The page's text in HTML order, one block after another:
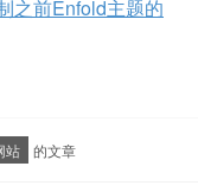
之前Enfold主题的
站 的文章